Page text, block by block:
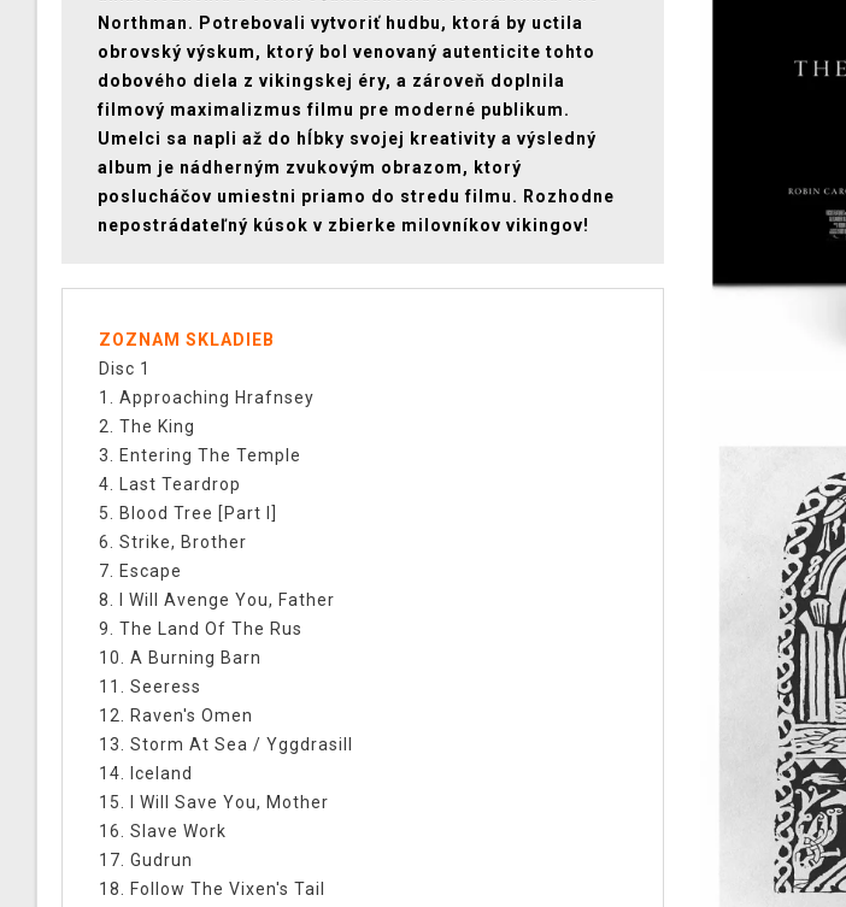
Northman. Potrebovali vytvoriť hudbu, ktorá by uctila
obrovský výskum, ktorý bol venovaný autenticite tohto
dobového diela z vikingskej éry, a zároveň doplnila
filmový maximalizmus filmu pre moderné publikum.
Umelci sa napli až do hĺbky svojej kreativity a výsledný
album je nádherným zvukovým obrazom, ktorý
poslucháčov umiestni priamo do stredu filmu. Rozhodne
nepostrádateľný kúsok v zbierke milovníkov vikingov!
ZOZNAM SKLADIEB
Disc 1
1. Approaching Hrafnsey
2. The King
3. Entering The Temple
4. Last Teardrop
5. Blood Tree [Part I]
6. Strike, Brother
7. Escape
8. I Will Avenge You, Father
9. The Land Of The Rus
10. A Burning Barn
11. Seeress
12. Raven's Omen
13. Storm At Sea / Yggdrasill
14. Iceland
15. I Will Save You, Mother
16. Slave Work
17. Gudrun
18. Follow The Vixen's Tail